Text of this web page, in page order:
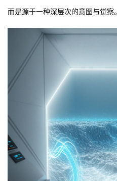
而是源于一种深层次的意图与觉察。